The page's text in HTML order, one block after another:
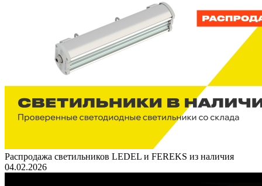
Распродажа светильников LEDEL и FEREKS из наличия
04.02.2026